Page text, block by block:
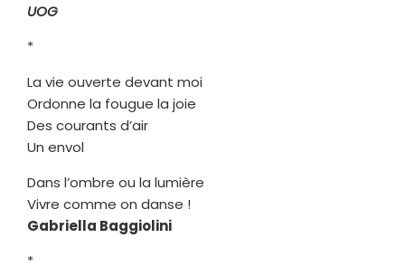
UOG
*
La vie ouverte devant moi
Ordonne la fougue la joie
Des courants d’air
Un envol
Dans l’ombre ou la lumière
Vivre comme on danse !
Gabriella Baggiolini
*